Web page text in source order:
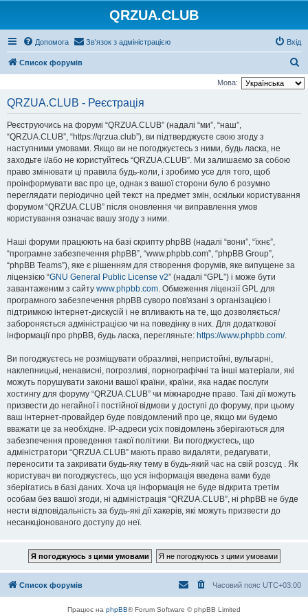
QRZUA.CLUB
Допомога Зв'язок з адміністрацією Вхід
Список форумів
о
Мова:
QRZUA.CLUB - Реєстрація
Реєструючись на форумі “QRZUA.CLUB” (надалі “ми”, “наш”,
“QRZUA.CLUB”, “https://qrzua.club”), ви підтверджуєте свою згоду з
наступними умовами. Якщо ви не погоджуєтесь з ними, будь ласка, не
заходьте і/або не користуйтесь “QRZUA.CLUB”. Ми залишаємо за собою
право змінювати ці правила будь-коли, і зробимо усе для того, щоб
проінформувати вас про це, однак з вашої сторони було б розумно
переглядати періодично цей текст на предмет змін, оскільки користування
форумом “QRZUA.CLUB” після оновлення чи виправлення умов
користування означає вашу згоду з ними.
Наші форуми працюють на базі скрипту phpBB (надалі “вони”, “їхнє”,
“програмне забезпечення phpBB”, “www.phpbb.com”, “phpBB Group”,
“phpBB Teams”), яке є рішенням для створення форумів, яке випущене за
ліцензією “GNU General Public License v2” (надалі “GPL”) і може бути
завантаженим з сайту www.phpbb.com. Обмеження ліцензії GPL для
програмного забезпечення phpBB суворо пов'язані з організацією і
підтримкою інтернет-дискусій і не впливають на те, що дозволяється/
забороняється адміністрацією чи на поведінку в них. Для додаткової
інформації про phpBB, будь ласка, перегляньте: https://www.phpbb.com/.
Ви погоджуєтесь не розміщувати образливі, непристойні, вульгарні,
наклепницькі, ненависні, погрозливі, порнографічні та інші матеріали, які
можуть порушувати закони вашої країни, країни, яка надає послуги
хостингу для форуму “QRZUA.CLUB” чи міжнародне право. Такі дії можуть
призвести до негайної і постійної відмови у доступі до форуму, при цьому
ваш інтернет-провайдер буде повідомлений про це, якщо ми будемо
вважати це за необхідне. IP-адреси усіх повідомлень зберігаються для
забезпечення проведення такої політики. Ви погоджуєтесь, що
адміністратори “QRZUA.CLUB” мають право видаляти, редагувати,
переносити та закривати будь-яку тему в будь-який час на свій розсуд . Як
користувач ви погоджуєтесь, що уся інформація введена вами буде
зберігатись в базі даних. Хоча ця інформація не буде відкрита третім
особам без вашої згоди, ні адміністрація “QRZUA.CLUB”, ні phpBB не буде
нести відповідальність за будь-які дії хакерів, які можуть призвести до
несанкціонованого доступу до неї.
Список форумів Часовий пояс UTC+03:00
Працює на phpBB® Forum Software © phpBB Limited